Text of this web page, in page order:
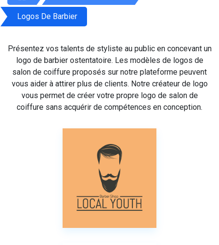
Logos De Barbier
Présentez vos talents de styliste au public en concevant un
logo de barbier ostentatoire. Les modèles de logos de
salon de coiffure proposés sur notre plateforme peuvent
vous aider à attirer plus de clients. Notre créateur de logo
vous permet de créer votre propre logo de salon de
coiffure sans acquérir de compétences en conception.